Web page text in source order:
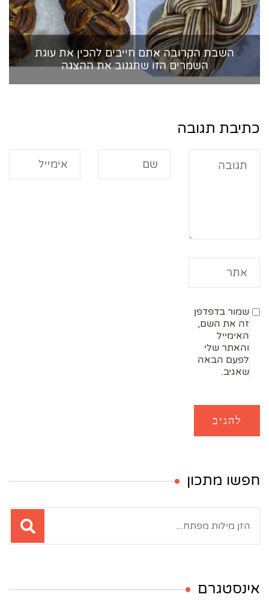
השבת הקרובה אתם חייבים להכין את עוגת
השמרים הזו שתגנוב את ההצגה
כתיבת תגובה
שמור בדפדפן
זה את השם,
האימייל
והאתר שלי
לפעם הבאה
שאגיב.
חפשו מתכון
אינסטגרם